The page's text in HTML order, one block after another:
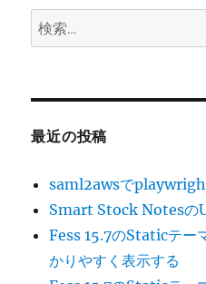
検
索:
最近の投稿
saml2awsで
Smart Stock Notesの
Fess 15.7のStaticテー
かりやすく表示する